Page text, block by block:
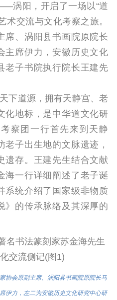
涡阳，开启了一场以“道
术交流与文化考察之旅。
席、涡阳县书画院原院长
主席伊力，安徽历史文化
老子书院执行院长王建先
道源，拥有天静宫、老
化地标，是中华道文化研
察团一行首先来到天静
子出生地的文脉遗迹，
遗存。王建先生结合文献
海一行详细阐述了老子诞
系统介绍了国家级非物质
》的传承脉络及其深厚的
协会原副主席、涡阳县书画院原院长马
伊力，左二为安徽历史文化研究中心研